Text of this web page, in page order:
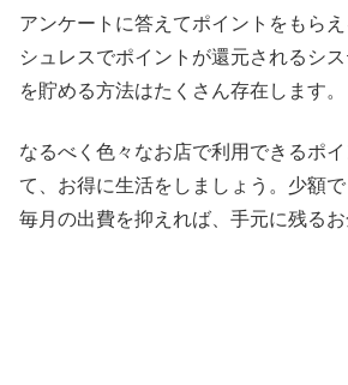
アンケートに答えてポイントをもら
シュレスでポイントが還元されるシ
を貯める方法はたくさん存在します。
なるべく色々なお店で利用できるポ
て、お得に生活をしましょう。少額
毎月の出費を抑えれば、手元に残るお